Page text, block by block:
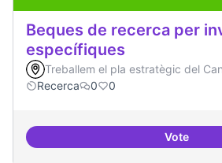
Beques de recerca per
específiques
Treballem el pla estratègic del
Recerca
0 0
VoteBeques